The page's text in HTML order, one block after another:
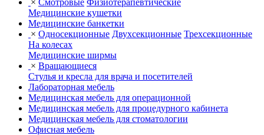
× Смотровые Физиотерапевтические
Медицинские кушетки
Медицинские банкетки
× Односекционные Двухсекционные Трехсекционные
На колесах
Медицинские ширмы
× Вращающиеся
Стулья и кресла для врача и посетителей
Лабораторная мебель
Медицинская мебель для операционной
Медицинская мебель для процедурного кабинета
Медицинская мебель для стоматологии
Офисная мебель